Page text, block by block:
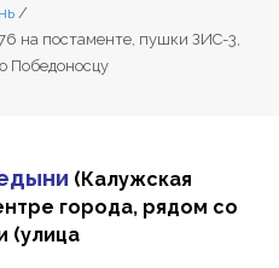
/
на постаменте, пушки ЗИС-3,
Победоносцу
(Калужская
города, рядом со
(улица